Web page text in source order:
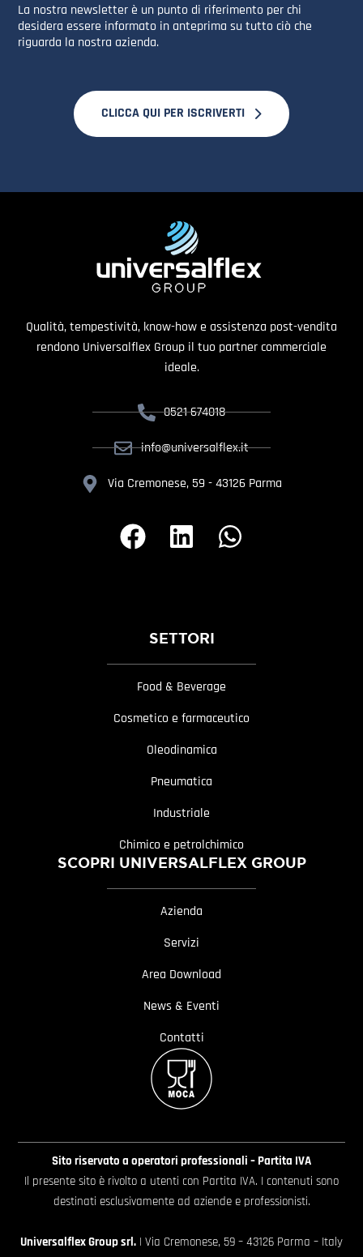
La nostra newsletter è un punto di riferimento per chi
desidera essere informato in anteprima su tutto ciò che
riguarda la nostra azienda.
CLICCA QUI PER ISCRIVERTI
Qualità, tempestività, know-how e assistenza post-vendita
rendono Universalflex Group il tuo partner commerciale
ideale.
0521 674018
info@universalflex.it
Via Cremonese, 59 - 43126 Parma
SETTORI
Food & Beverage
Cosmetico e farmaceutico
Oleodinamica
Pneumatica
Industriale
Chimico e petrolchimico
SCOPRI UNIVERSALFLEX GROUP
Azienda
Servizi
Area Download
News & Eventi
Contatti
Sito riservato a operatori professionali – Partita IVA
Il presente sito è rivolto a utenti con Partita IVA. I contenuti sono
destinati esclusivamente ad aziende e professionisti.
Universalflex Group srl. | Via Cremonese, 59 – 43126 Parma – Italy